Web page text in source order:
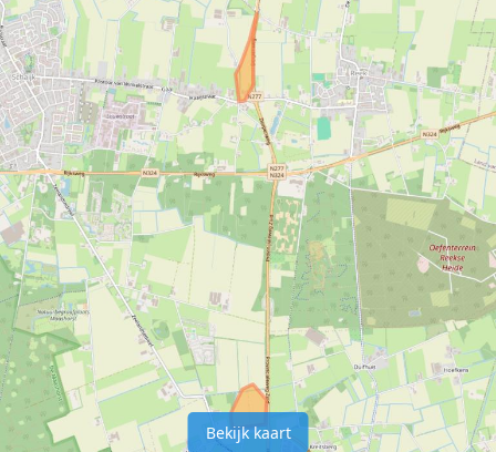
Bekijk kaart